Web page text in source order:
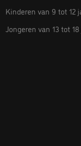
Kinderen van 9 tot 12
Jongeren van 13 tot